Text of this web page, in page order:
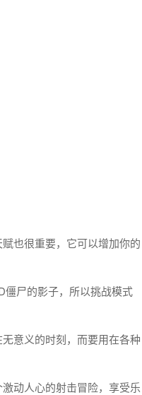
也很重要，它可以增加你的
僵尸的影子，所以挑战模式
意义的时刻，而要用在各种
动人心的射击冒险，享受乐